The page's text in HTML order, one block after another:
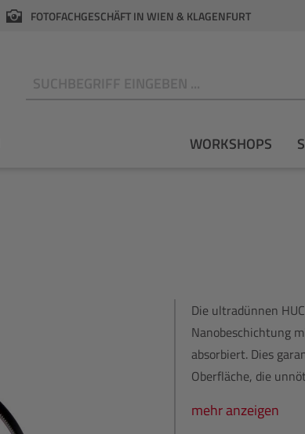
FOTOFACHGESCHÄFT IN WIEN & KLAGENFURT
WORKSHOPS
Die ultradünnen
Nanobeschichtung
absorbiert. Dies
Oberfläche, die
mehr anzeigen